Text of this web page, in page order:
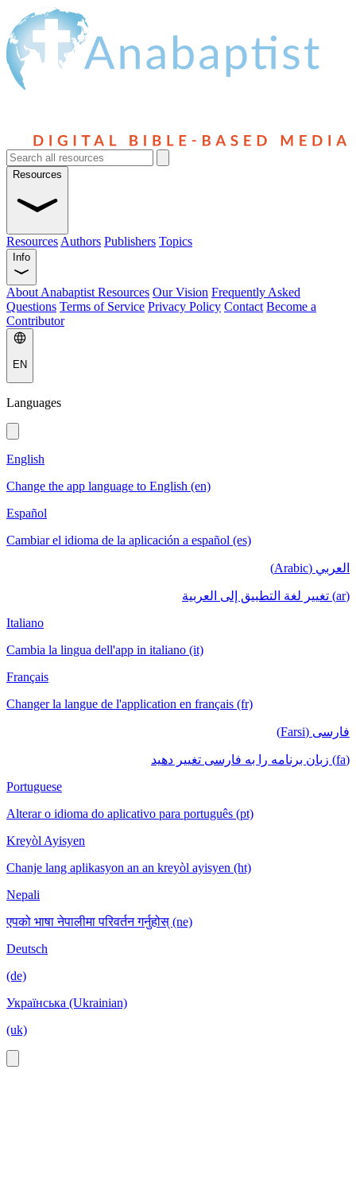
Resources
Resources Authors Publishers Topics
Info
About Anabaptist Resources Our Vision Frequently Asked
Questions Terms of Service Privacy Policy Contact Become a
Contributor
EN
Languages
English
Change the app language to English (en)
Español
Cambiar el idioma de la aplicación a español (es)
العربي (Arabic)
(ar) تغيير لغة التطبيق إلى العربية
Italiano
Cambia la lingua dell'app in italiano (it)
Français
Changer la langue de l'application en français (fr)
فارسی (Farsi)
(fa) زبان برنامه را به فارسی تغییر دهید
Portuguese
Alterar o idioma do aplicativo para português (pt)
Kreyòl Ayisyen
Chanje lang aplikasyon an an kreyòl ayisyen (ht)
Nepali
एपको भाषा नेपालीमा परिवर्तन गर्नुहोस् (ne)
Deutsch
(de)
Українська (Ukrainian)
(uk)